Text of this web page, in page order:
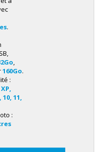
.
,
160Go.
:
11,
: